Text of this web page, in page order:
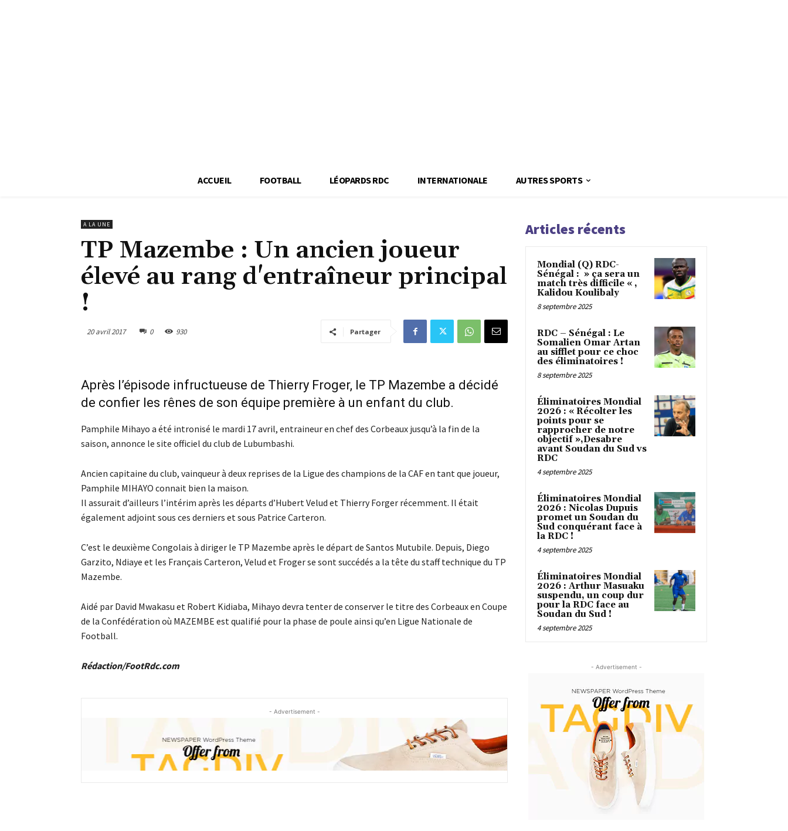
ACCUEIL FOOTBALL LÉOPARDS RDC INTERNATIONALE AUTRES SPORTS
A LA UNE
TP Mazembe : Un ancien joueur
élevé au rang d'entraîneur principal
!
20 avril 2017 0 930 Partager
Après l’épisode infructueuse de Thierry Froger, le TP Mazembe a décidé
de confier les rênes de son équipe première à un enfant du club.
Pamphile Mihayo a été intronisé le mardi 17 avril, entraineur en chef des Corbeaux jusqu’à la fin de la
saison, annonce le site officiel du club de Lubumbashi.
Ancien capitaine du club, vainqueur à deux reprises de la Ligue des champions de la CAF en tant que joueur,
Pamphile MIHAYO connait bien la maison.
Il assurait d’ailleurs l’intérim après les départs d’Hubert Velud et Thierry Forger récemment. Il était
également adjoint sous ces derniers et sous Patrice Carteron.
C’est le deuxième Congolais à diriger le TP Mazembe après le départ de Santos Mutubile. Depuis, Diego
Garzito, Ndiaye et les Français Carteron, Velud et Froger se sont succédés a la tête du staff technique du TP
Mazembe.
Aidé par David Mwakasu et Robert Kidiaba, Mihayo devra tenter de conserver le titre des Corbeaux en Coupe
de la Confédération où MAZEMBE est qualifié pour la phase de poule ainsi qu’en Ligue Nationale de
Football.
Rédaction/FootRdc.com
- Advertisement -
Articles récents
Mondial (Q) RDC-
Sénégal : » ça sera un
match très difficile « ,
Kalidou Koulibaly
8 septembre 2025
RDC – Sénégal : Le
Somalien Omar Artan
au sifflet pour ce choc
des éliminatoires !
8 septembre 2025
Éliminatoires Mondial
2026 : « Récolter les
points pour se
rapprocher de notre
objectif »,Desabre
avant Soudan du Sud vs
RDC
4 septembre 2025
Éliminatoires Mondial
2026 : Nicolas Dupuis
promet un Soudan du
Sud conquérant face à
la RDC !
4 septembre 2025
Éliminatoires Mondial
2026 : Arthur Masuaku
suspendu, un coup dur
pour la RDC face au
Soudan du Sud !
4 septembre 2025
- Advertisement -